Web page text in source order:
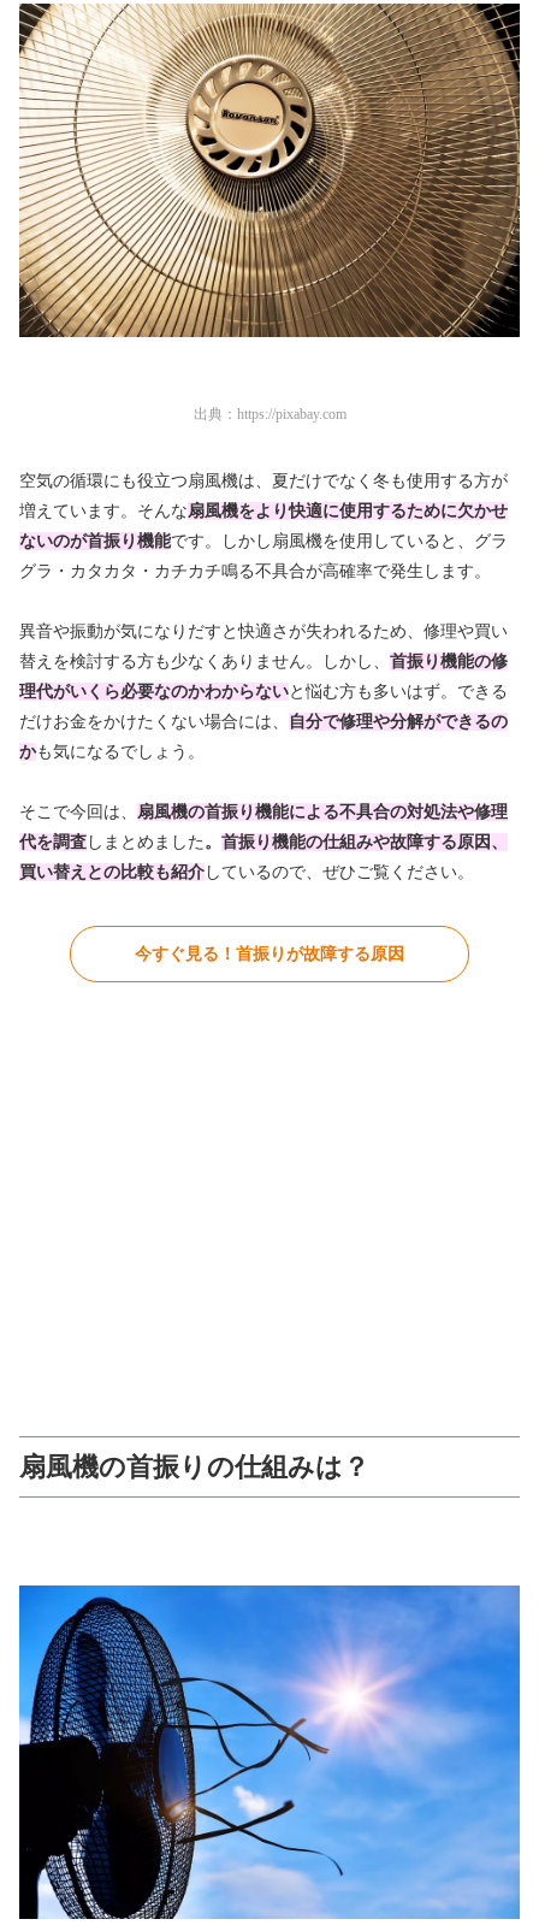
出典： https://pixabay.com
空気の循環にも役立つ扇風機は、夏だけでなく冬も使用する方が
増えています。そんな扇風機をより快適に使用するために欠かせ
ないのが首振り機能です。しかし扇風機を使用していると、グラ
グラ・カタカタ・カチカチ鳴る不具合が高確率で発生します。
異音や振動が気になりだすと快適さが失われるため、修理や買い
替えを検討する方も少なくありません。しかし、 首振り機能の修
理代がいくら必要なのかわからないと悩む方も多いはず。できる
だけお金をかけたくない場合には、
自分で修理や分解ができるの
かも気になるでしょう。
そこで今回は、 扇風機の首振り機能による不具合の対処法や修理
代を調査 しまとめました 。 首振り機能の仕組みや故障する原因、
買い替えとの比較も紹介 しているので、ぜひご覧ください。
今すぐ見る！首振りが故障する原因
扇風機の首振りの仕組みは？